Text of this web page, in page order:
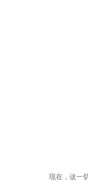
现在，这一切